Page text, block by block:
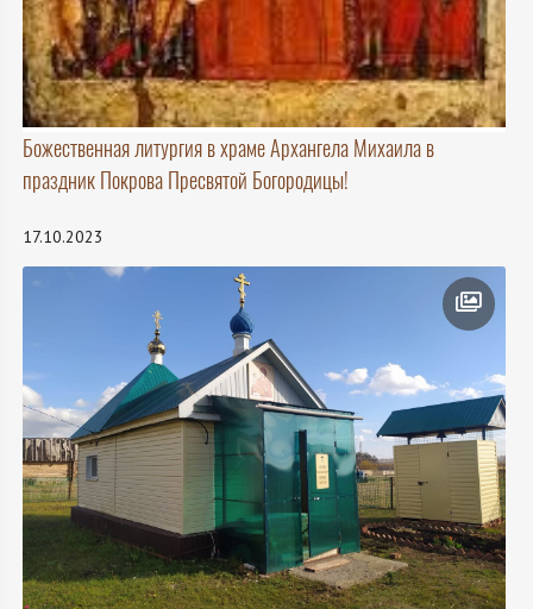
Божественная литургия в храме Архангела Михаила в
праздник Покрова Пресвятой Богородицы!
17.10.2023